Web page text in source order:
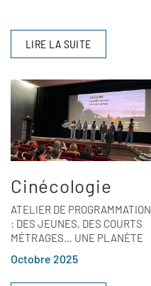
LIRE LA SUITE
Cinécologie
ATELIER DE PROGRAMMATION
: DES JEUNES, DES COURTS
MÉTRAGES… UNE PLANÈTE
Octobre 2025